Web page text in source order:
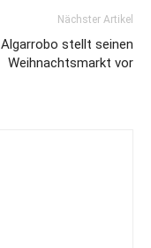
Nächster Artikel
Algarrobo stellt seinen
Weihnachtsmarkt vor